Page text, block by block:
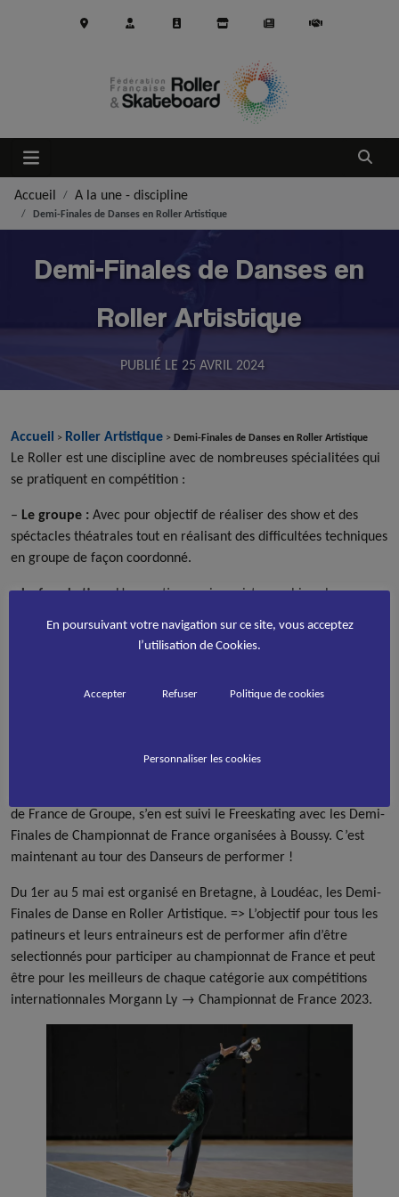
Ouvrir
Accueil A la une - discipline
Demi-Finales de Danses en Roller Artistique
Demi-Finales de Danses en
Roller Artistique
PUBLIÉ LE 25 AVRIL 2024
Accueil > Roller Artistique > Demi-Finales de Danses en Roller Artistique
Le Roller est une discipline avec de nombreuses spécialitées qui
se pratiquent en compétition :
– Le groupe : Avec pour objectif de réaliser des show et des
spéctacles théatrales tout en réalisant des difficultées techniques
en groupe de façon coordonné.
–Le freeskating :Une pratique qui consiste combiner la
spéctaculaires comme des pirouettes ou des sauts.
d’enchainements de pas et de retournements difficiles associés à
de France de Groupe, s’en est suivi le Freeskating avec les Demi-
Finales de Championnat de France organisées à Boussy. C’est
maintenant au tour des Danseurs de performer !
Du 1er au 5 mai est organisé en Bretagne, à Loudéac, les Demi-
Finales de Danse en Roller Artistique. => L’objectif pour tous les
patineurs et leurs entraineurs est de performer afin d’être
selectionnés pour participer au championnat de France et peut
être pour les meilleurs de chaque catégorie aux compétitions
internationnales Morgann Ly → Championnat de France 2023.
En poursuivant votre navigation sur ce site, vous acceptez
l’utilisation de Cookies.
Accepter Refuser Politique de cookies
Personnaliser les cookies